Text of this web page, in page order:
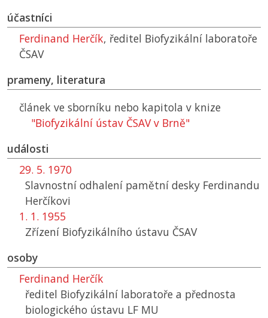
účastníci
Ferdinand Herčík, ředitel Biofyzikální laboratoře
ČSAV
prameny, literatura
článek ve sborníku nebo kapitola v knize
"Biofyzikální ústav ČSAVv Brně"
události
29. 5. 1970
Slavnostní odhalení pamětní desky Ferdinandu
Herčíkovi
1. 1. 1955
Zřízení Biofyzikálního ústavu ČSAV
osoby
Ferdinand Herčík
ředitel Biofyzikální laboratoře a přednosta
biologického ústavu LF MU